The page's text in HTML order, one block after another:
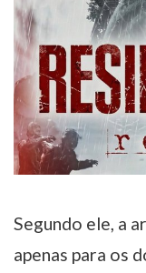
Segundo ele, a
apenas para os